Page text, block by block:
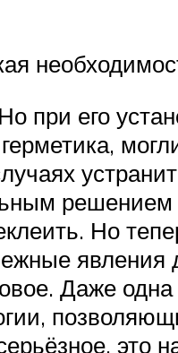
его
решением
Но
явления
Даже
это